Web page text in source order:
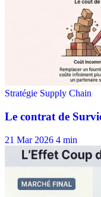
21 Mar 2026 4 min